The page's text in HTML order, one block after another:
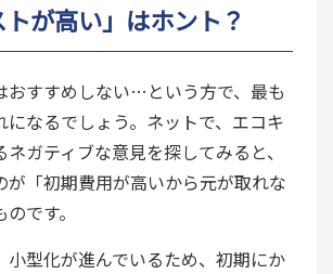
トが高い」はホント？
おすすめしない…という方で、最も
になるでしょう。ネットで、エコキ
ガティブな意見を探してみると、
が「初期費用が高いから元が取れな
です。
小型化が進んでいるため、初期にか